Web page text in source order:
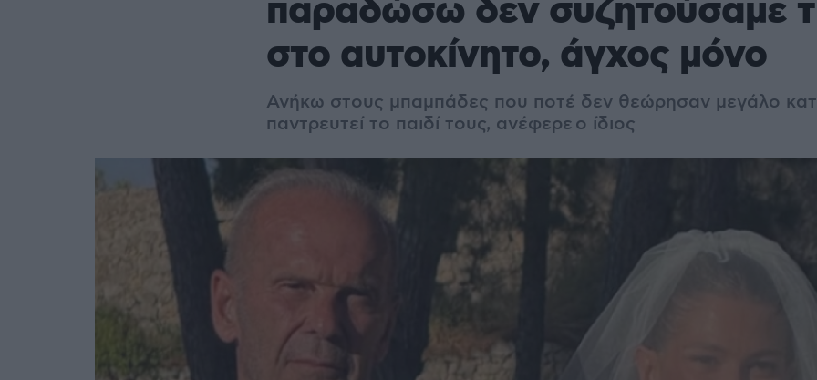
παραδώσω δεν συζητούσαμε
στο αυτοκίνητο, άγχος μόνο
Ανήκω στους μπαμπάδες που ποτέ δεν θεώρησαν μεγάλο
παντρευτεί το παιδί τους, ανέφερε ο ίδιος